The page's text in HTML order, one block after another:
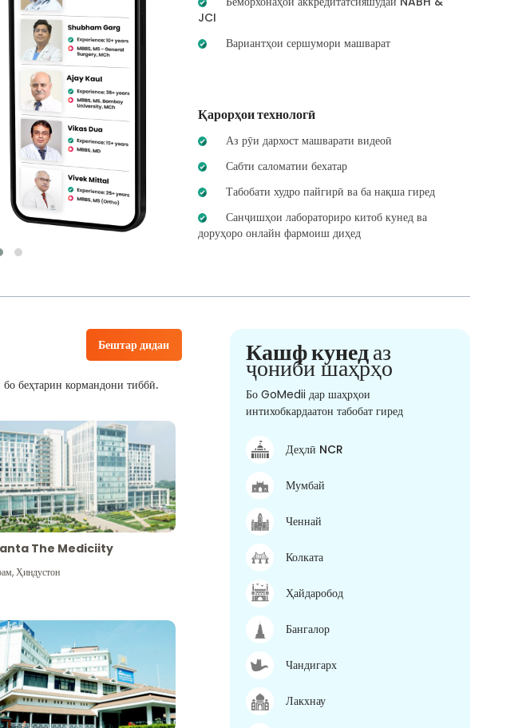
JCI
Вариантҳои сершумори машварат
Қарорҳои технологӣ
Аз рӯи дархост машварати видеоӣ
Сабти саломатии бехатар
Табобати худро пайгирӣ ва ба нақша гиред
Санҷишҳои лабораториро китоб кунед ва
доруҳоро онлайн фармоиш диҳед
Бештар дидан
беҳтарин кормандони тиббӣ.
The Mediciity
,Ҳиндустон
Кашф кунедаз
ҷониби шаҳрҳо
Бо GoMedii дар шаҳрҳои
интихобкардаатон табобат гиред
Деҳлӣ NCR
Мумбай
Ченнай
Колката
Ҳайдаробод
Бангалор
Чандигарх
Лакхнау